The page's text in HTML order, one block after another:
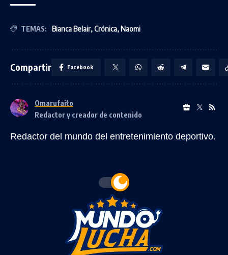
TEMAS: Bianca Belair,Crónica, Naomi
Compartir Facebook
Omarufaito
Redactor y creador de contenido
Redactor del mundo del entretenimiento deportivo.